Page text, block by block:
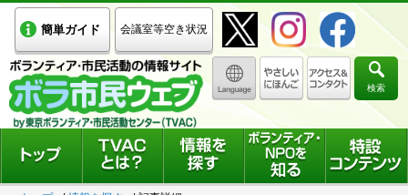
簡単ガイド 会議室等空き状況
検索